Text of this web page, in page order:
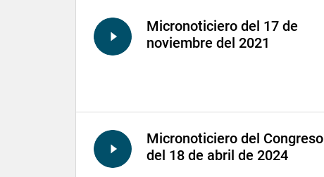
Micronoticiero del 17 de
noviembre del 2021
Micronoticiero del Congreso
del 18 de abril de 2024